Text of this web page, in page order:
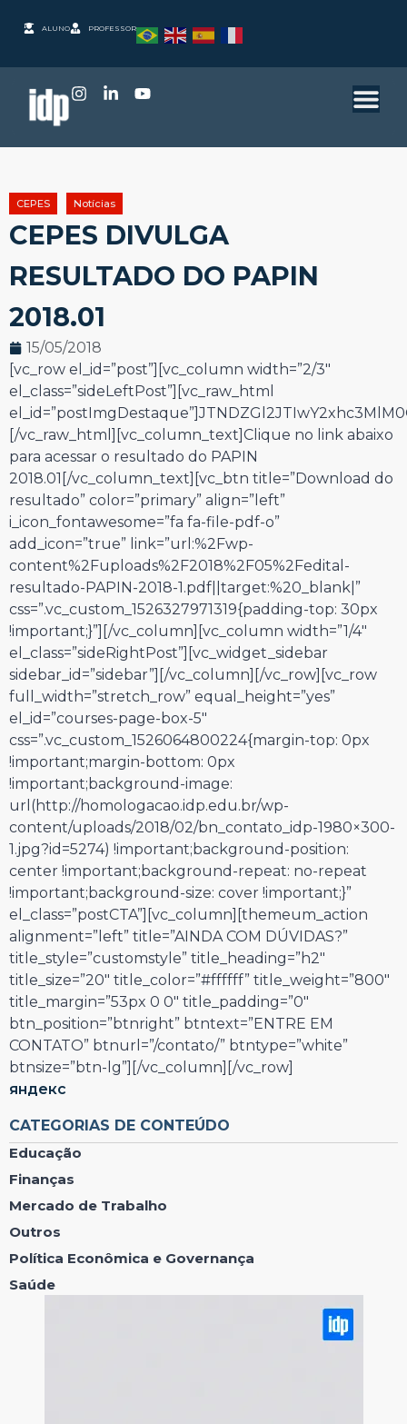
ALUNO PROFESSOR
CEPES Notícias
CEPES DIVULGA
RESULTADO DO PAPIN
2018.01
15/05/2018
[vc_row el_id=”post”][vc_column width=”2/3″
el_class=”sideLeftPost”][vc_raw_html
[/vc_raw_html][vc_column_text]Clique no link abaixo
para acessar o resultado do PAPIN
2018.01[/vc_column_text][vc_btn title=”Download do
resultado” color=”primary” align=”left”
i_icon_fontawesome=”fa fa-file-pdf-o”
add_icon=”true” link=”url:%2Fwp-
content%2Fuploads%2F2018%2F05%2Fedital-
resultado-PAPIN-2018-1.pdf||target:%20_blank|”
css=”.vc_custom_1526327971319{padding-top: 30px
!important;}”][/vc_column][vc_column width=”1/4″
el_class=”sideRightPost”][vc_widget_sidebar
sidebar_id=”sidebar”][/vc_column][/vc_row][vc_row
full_width=”stretch_row” equal_height=”yes”
el_id=”courses-page-box-5″
css=”.vc_custom_1526064800224{margin-top: 0px
!important;margin-bottom: 0px
!important;background-image:
url(http://homologacao.idp.edu.br/wp-
content/uploads/2018/02/bn_contato_idp-1980×300-
1.jpg?id=5274) !important;background-position:
center !important;background-repeat: no-repeat
!important;background-size: cover !important;}”
el_class=”postCTA”][vc_column][themeum_action
alignment=”left” title=”AINDA COM DÚVIDAS?”
title_style=”customstyle” title_heading=”h2″
title_size=”20″ title_color=”#ffffff” title_weight=”800″
title_margin=”53px 0 0″ title_padding=”0″
btn_position=”btnright” btntext=”ENTRE EM
CONTATO” btnurl=”/contato/” btntype=”white”
btnsize=”btn-lg”][/vc_column][/vc_row]
яндекс
CATEGORIAS DE CONTEÚDO
Educação
Finanças
Mercado de Trabalho
Outros
Política Econômica e Governança
Saúde